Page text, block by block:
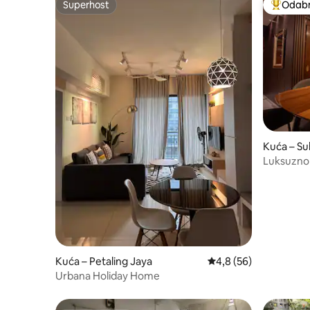
Superhost
Superhost
Kuća – Petaling Jaya Prosječna ocjena:
4,8 (56)
Urbana Holiday Home
Među
Kuća –